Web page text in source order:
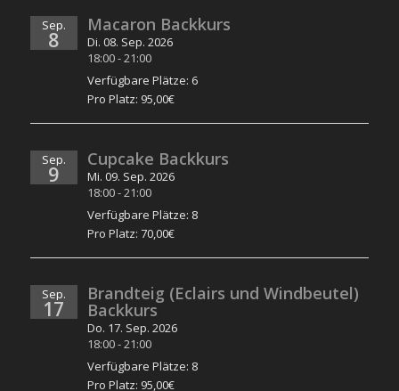
Sep.
8
Macaron Backkurs
Di. 08. Sep. 2026
18:00-21:00
Verfügbare Plätze: 6
Pro Platz: 95,00€
Sep.
9
Cupcake Backkurs
Mi. 09. Sep. 2026
18:00-21:00
Verfügbare Plätze: 8
Pro Platz: 70,00€
Sep.
17
Brandteig (Eclairs und Windbeutel)
Backkurs
Do. 17. Sep. 2026
18:00-21:00
Verfügbare Plätze: 8
Pro Platz: 95,00€